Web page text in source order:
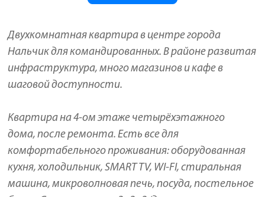
Двухкомнатная квартира в центре города
Нальчик для командированных. В районе развитая
инфраструктура, много магазинов и кафе в
шаговой доступности.
Квартира на 4-ом этаже четырёхэтажного
дома, после ремонта. Есть все для
комфортабельного проживания: оборудованная
кухня, холодильник, SMART TV, WI-FI, стиральная
машина, микроволновая печь, посуда, постельное